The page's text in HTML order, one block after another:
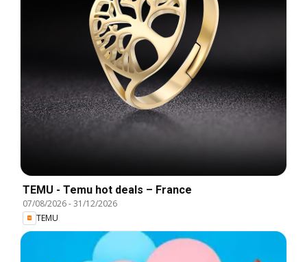
TEMU - Temu hot deals – France
07/08/2026-31/12/2026
TEMU